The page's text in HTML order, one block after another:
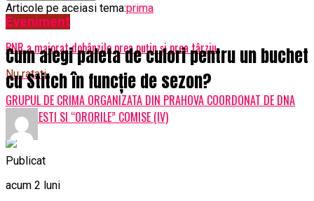
Articole pe aceiasi tema:prima
Urmatorul
BNR a majorat dobânzile prea puțin și prea târziu
Nu ratati
GRUPUL DE CRIMA ORGANIZATA DIN PRAHOVA COORDONAT DE DNA
ST PLOIESTI SI “ORORILE” COMISE (IV)
Eveniment
Cum alegi paleta de culori pentru un buchet
cu Stitch în funcție de sezon?
Publicat
acum 2 luni